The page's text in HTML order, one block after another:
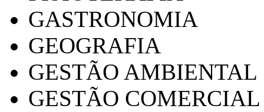
GASTRONOMIA
GEOGRAFIA
GESTÃO AMBIENTAL
GESTÃO COMERCIAL